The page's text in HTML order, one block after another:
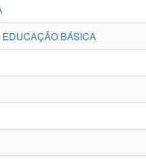
BÁSICA